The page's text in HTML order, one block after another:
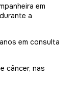
em
a
em consulta
câncer, nas